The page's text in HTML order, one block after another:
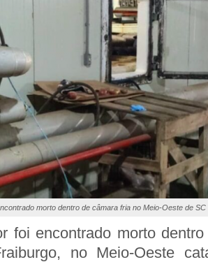
morto dentro de câmara fria no Meio-Oeste de
foi encontrado morto
no Meio-Oeste